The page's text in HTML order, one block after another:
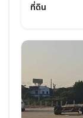
ที่ดิน